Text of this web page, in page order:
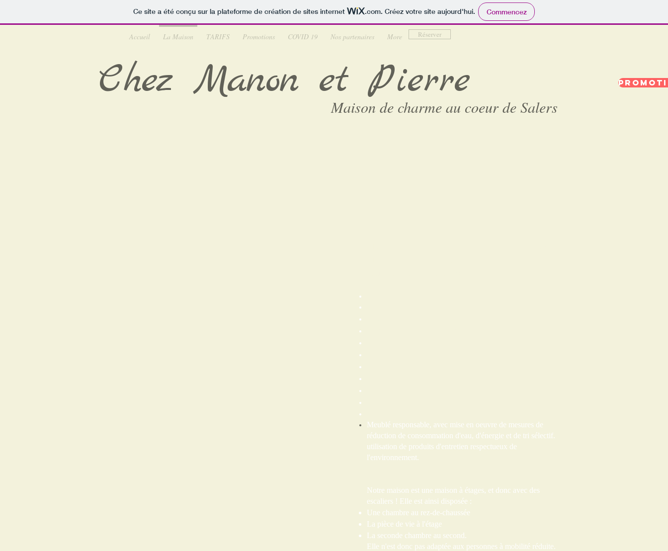
Ce site a été conçu sur la plateforme de création de sites internet .com. Créez votre site aujourd'hui. Commencez
Accueil La Maison TARIFS Promotions COVID 19 Nos partenaires More Réserver
Chez Manon et Pierre
Maison de charme au coeur de Salers
Meublé responsable, avec mise en oeuvre de mesures de
réduction de consommation d'eau, d'énergie et de tri sélectif.
utilisation de produits d'entretien respectueux de
l'environnement.
Notre maison est une maison à étages, et donc avec des
escaliers ! Elle est ainsi disposée :
Une chambre au rez-de-chaussée
La pièce de vie à l'étage
La seconde chambre au second.
Elle n'est donc pas adaptée aux personnes à mobilité réduite.